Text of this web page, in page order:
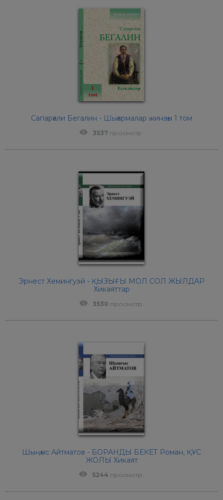
Сапарғали Бегалин - Шығармалар жинағы 1 том
3537 просмотр.
Эрнест Хемингуэй - ҚЫЗЫҒЫ МОЛ СОЛ ЖЫЛДАР
Хикаяттар
3530 просмотр.
Шыңғыс Айтматов - БОРАНДЫ БЕКЕТ Роман, ҚҰС
ЖОЛЫ Хикаят
5244 просмотр.